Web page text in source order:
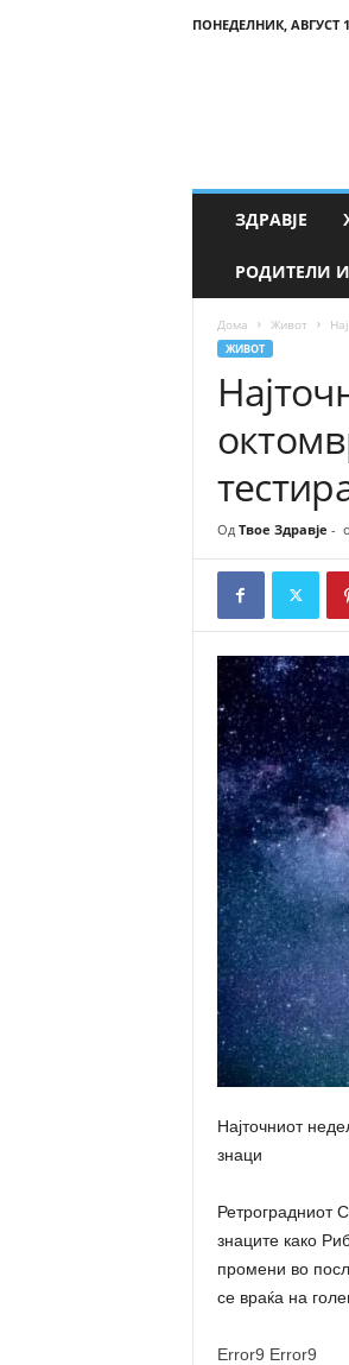
ПОНЕДЕЛНИК, АВГУСТ
ЗДРАВЈЕ
РОДИТЕЛИ
Дома Живот
ЖИВОТ
Од Твое Здравје -
Најточниот
знаци
Ретроградниот
знаците како
промени во
се враќа на
Error9 Error9